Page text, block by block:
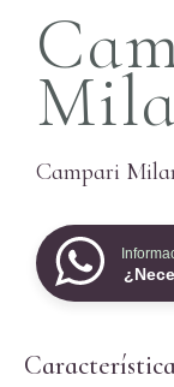
Campari